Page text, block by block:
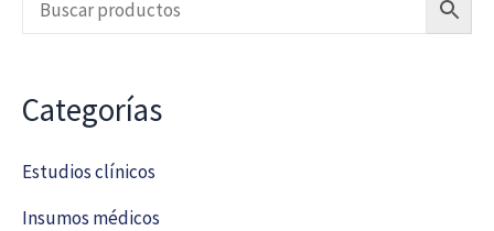
Categorías
Estudios clínicos
Insumos médicos